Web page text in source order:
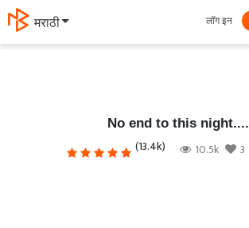
தமிழ் लॉग इन
No end to this night....
(13.4k) 10.5k 3